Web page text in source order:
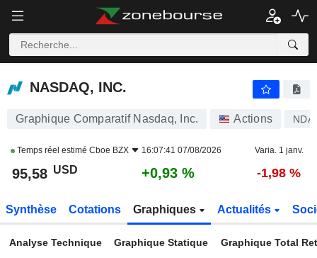
NASDAQ, INC.
NASDAQ, INC.
Graphique Comparatif Nasdaq, Inc. Actions
Temps réel estimé Cboe BZX 16:07:41 07/08/2026 Varia. 1 janv.
95,58 USD +0,93 % -1,98 %
Synthèse Cotations Graphiques Actualités
Analyse Technique Graphique Statique Graphique Total